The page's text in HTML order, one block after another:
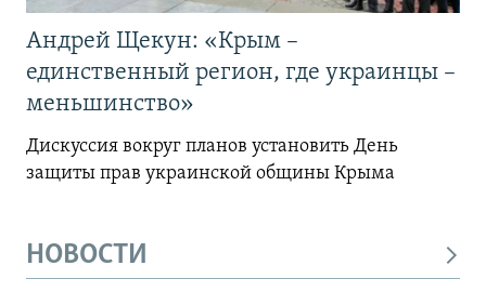
Андрей Щекун: «Крым –
единственный регион, где украинцы –
меньшинство»
Дискуссия вокруг планов установить День
защиты прав украинской общины Крыма
НОВОСТИ